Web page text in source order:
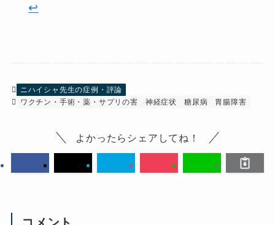
↩︎
ニハイシャ先生の症例・評論
ワクチン・手術・薬・サプリの害
神経症状 糖尿病 胃腸障害
よかったらシェアしてね！